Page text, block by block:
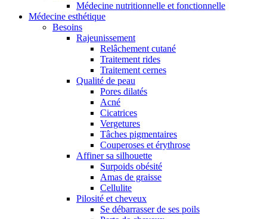
Médecine nutritionnelle et fonctionnelle
Médecine esthétique
Besoins
Rajeunissement
Relâchement cutané
Traitement rides
Traitement cernes
Qualité de peau
Pores dilatés
Acné
Cicatrices
Vergetures
Tâches pigmentaires
Couperoses et érythrose
Affiner sa silhouette
Surpoids obésité
Amas de graisse
Cellulite
Pilosité et cheveux
Se débarrasser de ses poils